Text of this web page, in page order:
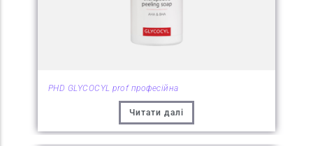
PHD GLYCOCYL prof професійна
Читати далі